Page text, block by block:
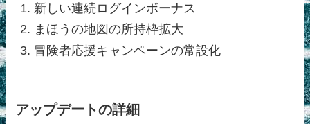
新しい連続ログインボーナス
まほうの地図の所持枠拡大
冒険者応援キャンペーンの常設化
アップデートの詳細